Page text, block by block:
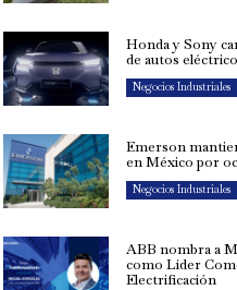
Honda y Sony
de autos
Negocios Industriales
Emerson
en México por
Negocios Industriales
ABB nombra a
como Líder
Electrificación